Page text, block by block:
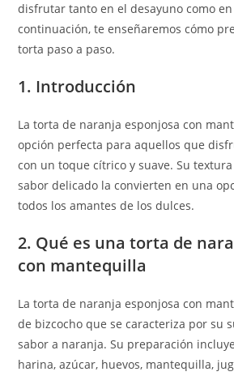
disfrutar tanto en el desayuno como
continuación, te enseñaremos cómo
torta paso a paso.
1. Introducción
La torta de naranja esponjosa con
opción perfecta para aquellos que
con un toque cítrico y suave. Su
sabor delicado la convierten en una
todos los amantes de los dulces.
2. Qué es una torta de
con mantequilla
La torta de naranja esponjosa con
de bizcocho que se caracteriza por su
sabor a naranja. Su preparación
harina, azúcar, huevos, mantequilla,